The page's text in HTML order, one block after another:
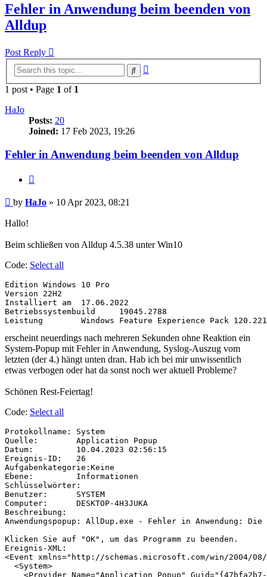
Fehler in Anwendung beim beenden von
Alldup
Post Reply
Search
1 post • Page 1 of 1
HaJo
Posts: 20
Joined: 17 Feb 2023, 19:26
Fehler in Anwendung beim beenden von Alldup
Post
by HaJo » 10 Apr 2023, 08:21
Hallo!
Beim schließen von Alldup 4.5.38 unter Win10
Code: Select all
Edition	Windows 10 Pro
Version	22H2
Installiert am	‎17.‎06.‎2022
Betriebssystembuild	19045.2788
erscheint neuerdings nach mehreren Sekunden ohne Reaktion ein
System-Popup mit Fehler in Anwendung, Syslog-Auszug vom
letzten (der 4.) hängt unten dran. Hab ich bei mir unwissentlich
etwas verbogen oder hat da sonst noch wer aktuell Probleme?
Schönen Rest-Feiertag!
Code: Select all
Protokollname: System
Quelle:        Application Popup
Datum:         10.04.2023 02:56:15
Ereignis-ID:   26
Aufgabenkategorie:Keine
Ebene:         Informationen
Schlüsselwörter:
Benutzer:      SYSTEM
Computer:      DESKTOP-4H3JUKA
Beschreibung:
Anwendungspopup: AllDup.exe - Fehler in Anwendung:
Klicken Sie auf "OK", um das Programm zu beenden.
Ereignis-XML:
<Event xmlns="http://schemas.microsoft.com/win/2004/
  <System>
<Provider Name="Application Popup"